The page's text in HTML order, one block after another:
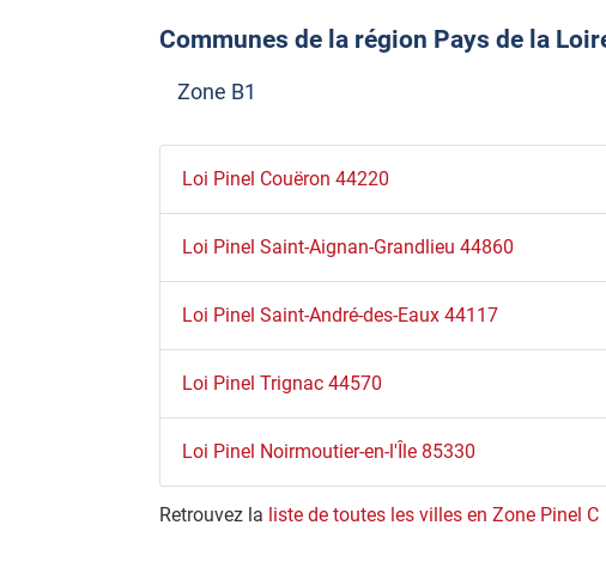
Communes de la région Pays de la
Zone B1
Loi Pinel Couëron 44220
Loi Pinel Saint-Aignan-Grandlieu 44860
Loi Pinel Saint-André-des-Eaux 44117
Loi Pinel Trignac 44570
Loi Pinel Noirmoutier-en-l'Île 85330
Retrouvez la liste de toutes les villes en Zone Pinel C